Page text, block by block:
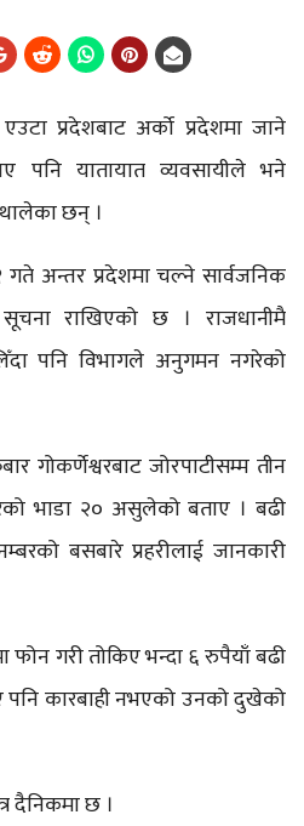
प्रदेशबाट अर्को प्रदेशमा जाने
पनि यातायात व्यवसायीले भने
छन् ।
अन्तर प्रदेशमा चल्ने सार्वजनिक
राखिएको छ । राजधानीमै
पनि विभागले अनुगमन नगरेको
गोकर्णेश्वरबाट जोरपाटीसम्म तीन
भाडा २० असुलेको बताए । बढी
बसबारे प्रहरीलाई जानकारी
फोन गरी तोकिए भन्दा ६ रुपैयाँ बढी
पनि कारबाही नभएको उनको दुखेको
दैनिकमा छ ।